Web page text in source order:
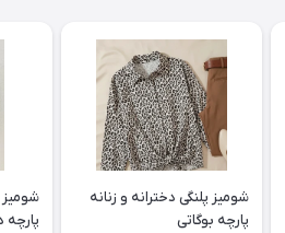
شومیز پلنگی دخترانه و زنانه
پارچه بوگاتی
شومیز
پارچه